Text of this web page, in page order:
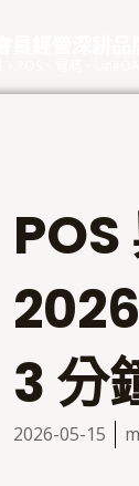
3 分
2026-05-15